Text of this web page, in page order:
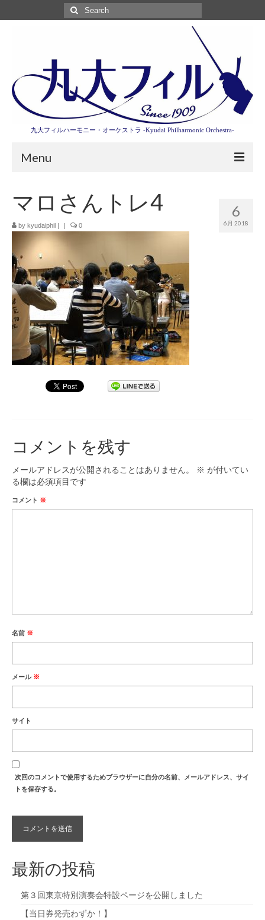
Search
for:
九大フィルハーモニー・オーケストラ -Kyudai Philharmonic Orchestra-
Menu
演奏会情報
卒業記念演奏会2027
九大フィルとは
九大フィルの歴史
ご寄付のお願い
演奏会の歴史
出張演奏
九大フィル特集ページ
6
6月 2018
マロさんトレ4
by kyudaiphil 0
コメントを残す
メールアドレスが公開されることはありません。 ※ が付いてい
る欄は必須項目です
コメント ※
名前 ※
メール ※
サイト
次回のコメントで使用するためブラウザーに自分の名前、メールアドレス、サイ
トを保存する。
最新の投稿
第３回東京特別演奏会特設ページを公開しました
【当日券発売わずか！】